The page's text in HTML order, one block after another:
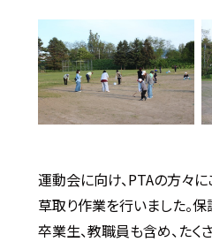
運動会に向け、PTAの方々
草取り作業を行いました。保
卒業生、教職員も含め、た